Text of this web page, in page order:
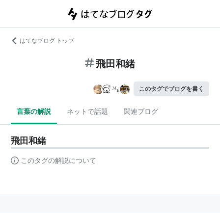
はてなブログ トップ
飛田和緒
このタグでブログを書く
言葉の解説 ネットで話題 関連ブログ
飛田和緒
このタグの解説について